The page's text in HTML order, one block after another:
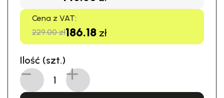
Cena z VAT:
229.00 zł186.18 zł
Ilość (szt.)